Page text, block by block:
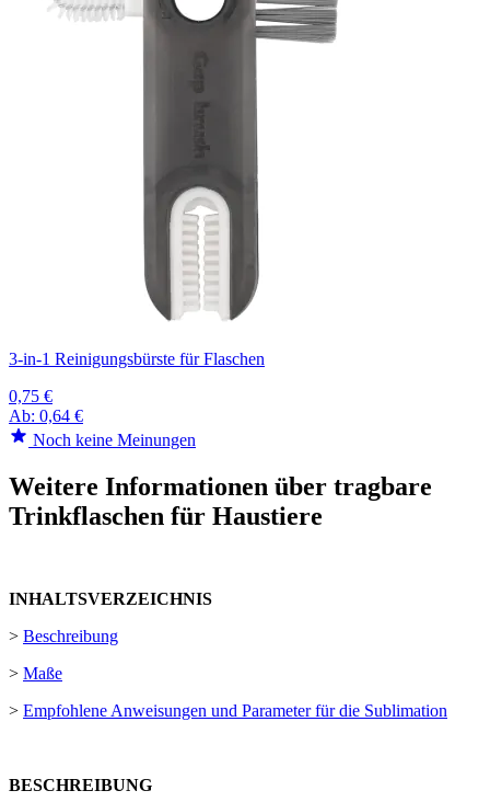
3-in-1 Reinigungsbürste für Flaschen
0,75 €
Ab: 0,64 €
Noch keine Meinungen
Weitere Informationen über tragbare
Trinkflaschen für Haustiere
INHALTSVERZEICHNIS
> Beschreibung
> Maße
> Empfohlene Anweisungen und Parameter für die Sublimation
BESCHREIBUNG